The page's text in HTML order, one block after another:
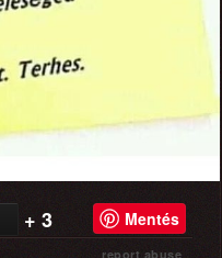
+ 3 Mentés
report abuse